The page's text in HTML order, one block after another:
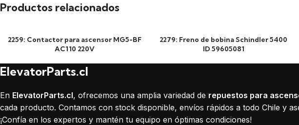
Productos relacionados
2259: Contactor para ascensor MG5-BF
AC110 220V
2279: Freno de bobina Schindler 5400
ID 59605081
ElevatorParts.cl
En ElevatorParts.cl, ofrecemos una amplia variedad de repuestos para
cada producto. Contamos con stock disponible, envíos rápidos a todo Chile y
¡Confía en los expertos y mantén tu equipo en óptimas condiciones!